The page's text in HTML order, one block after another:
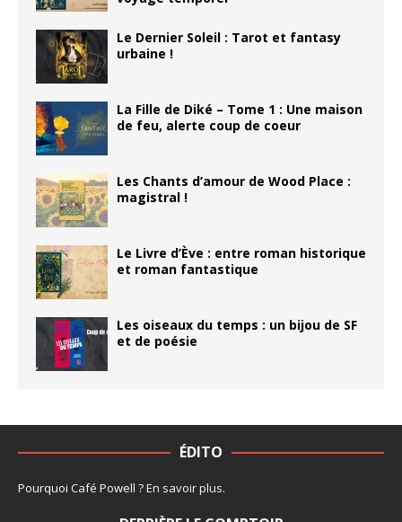
Le Dernier Soleil : Tarot et fantasy
urbaine !
La Fille de Diké – Tome 1 : Une maison
de feu, alerte coup de coeur
Les Chants d’amour de Wood Place :
magistral !
Le Livre d’Ève : entre roman historique
et roman fantastique
Les oiseaux du temps : un bijou de SF
et de poésie
ÉDITO
Pourquoi Café Powell ?En savoir plus.